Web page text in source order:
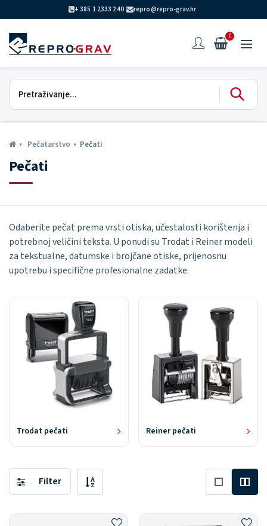
+ 385 1 2333 240 repro@repro-grav.hr
0
Pečati
Pečatarstvo Pečati
Odaberite pečat prema vrsti otiska, učestalosti korištenja i
potrebnoj veličini teksta. U ponudi su Trodat i Reiner modeli
za tekstualne, datumske i brojčane otiske, prijenosnu
upotrebu i specifične profesionalne zadatke.
Trodat pečati Reiner pečati
Filter